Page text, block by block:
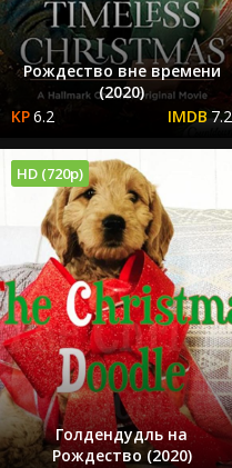
Рождество вне времени
(2020)
6.2
7.2
HD (720p)
Голдендудль на
Рождество (2020)